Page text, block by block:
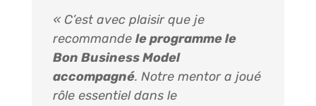
« C’est avec plaisir que je
recommande le programme le
Bon Business Model
accompagné. Notre mentor a joué
rôle essentiel dans le